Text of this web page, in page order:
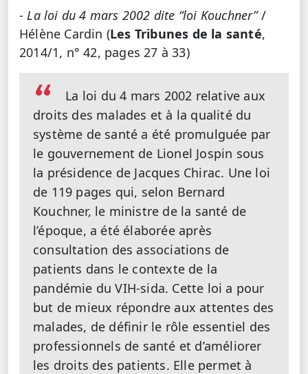
-La loi du 4 mars 2002 dite “loi Kouchner”/
Hélène Cardin (Les Tribunes de la santé,
2014/1, n° 42, pages 27 à 33)
La loi du 4 mars 2002 relative aux
droits des malades et à la qualité du
système de santé a été promulguée par
le gouvernement de Lionel Jospin sous
la présidence de Jacques Chirac. Une loi
de 119 pages qui, selon Bernard
Kouchner, le ministre de la santé de
l’époque, a été élaborée après
consultation des associations de
patients dans le contexte de la
pandémie du VIH-sida. Cette loi a pour
but de mieux répondre aux attentes des
malades, de définir le rôle essentiel des
professionnels de santé et d’améliorer
les droits des patients. Elle permet à